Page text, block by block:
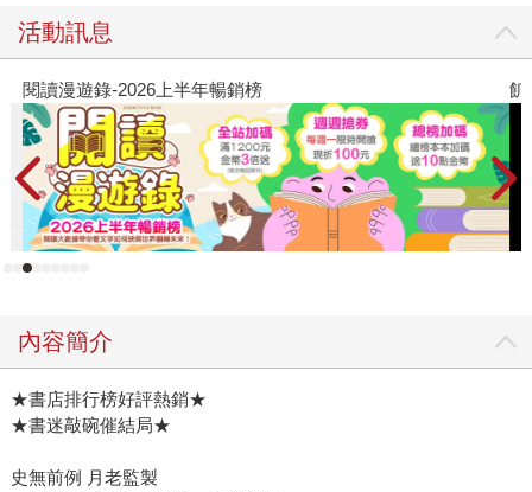
活動訊息
閱讀漫遊錄-2026上半年暢銷榜 飢
內容簡介
★書店排行榜好評熱銷★
★書迷敲碗催結局★
史無前例 月老監製